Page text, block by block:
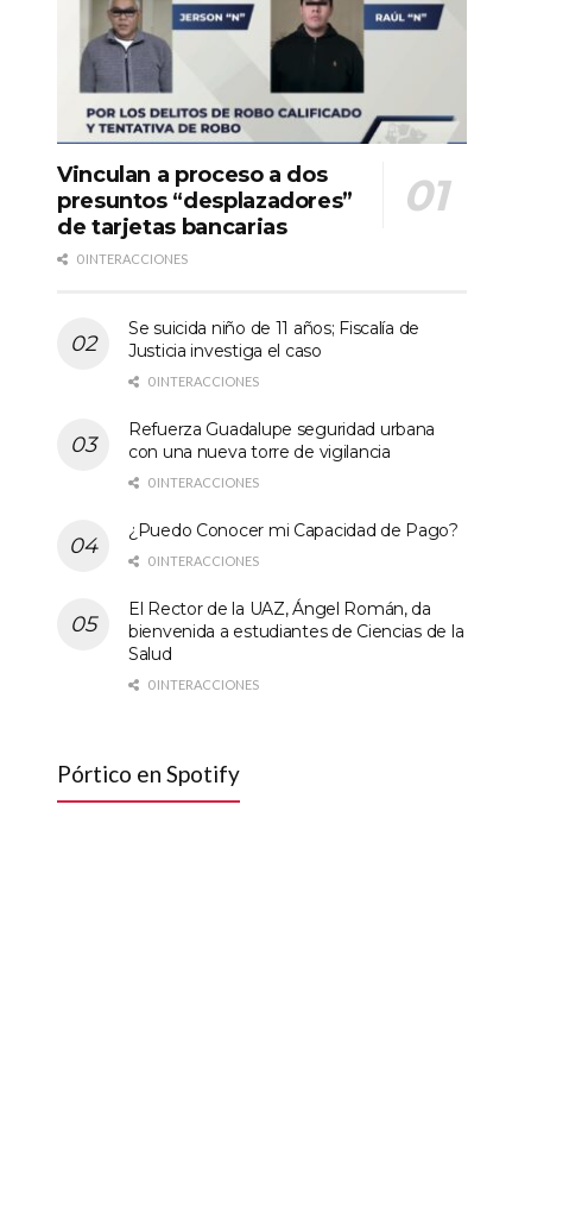
Vinculan a proceso a dos
presuntos “desplazadores”
de tarjetas bancarias
0 INTERACCIONES
Se suicida niño de 11 años; Fiscalía de
Justicia investiga el caso
0 INTERACCIONES
Refuerza Guadalupe seguridad urbana
con una nueva torre de vigilancia
0 INTERACCIONES
¿Puedo Conocer mi Capacidad de Pago?
0 INTERACCIONES
El Rector de la UAZ, Ángel Román, da
bienvenida a estudiantes de Ciencias de la
Salud
0 INTERACCIONES
Pórtico en Spotify